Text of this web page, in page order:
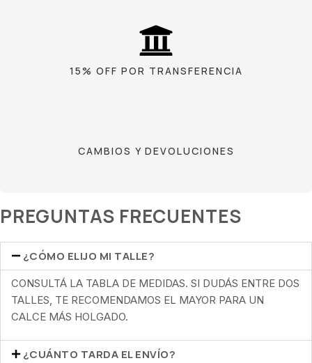
15% OFF POR TRANSFERENCIA
CAMBIOS Y DEVOLUCIONES
PREGUNTAS FRECUENTES
¿CÓMO ELIJO MI TALLE?
CONSULTÁ LA TABLA DE MEDIDAS. SI DUDÁS ENTRE DOS
TALLES, TE RECOMENDAMOS EL MAYOR PARA UN
CALCE MÁS HOLGADO.
¿CUÁNTO TARDA EL ENVÍO?